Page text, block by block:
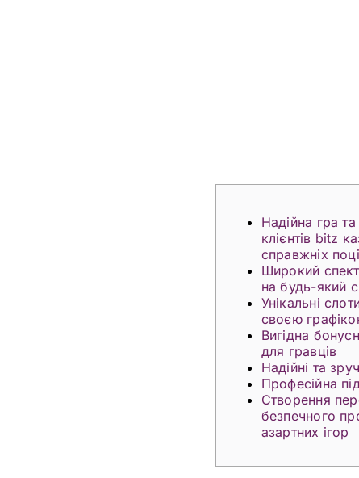
Надійна гра
клієнтів bitz
справжніх
Широкий
на будь-який
Унікальні
своєю
Вигідна
для гравців
Надійні та
Професійна
Створення
безпечного
азартних ігор